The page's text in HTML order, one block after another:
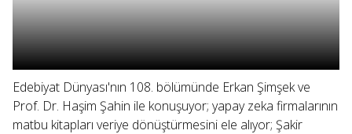
Edebiyat Dünyası'nın 108. bölümünde Erkan Şimşek ve
Prof. Dr. Haşim Şahin ile konuşuyor; yapay zeka firmalarının
matbu kitapları veriye dönüştürmesini ele alıyor; Şakir